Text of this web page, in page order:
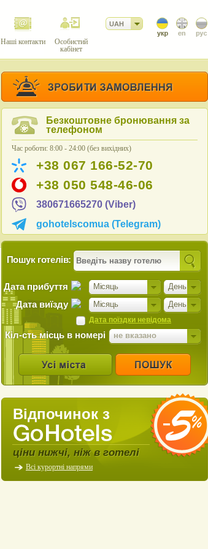
Наші контакти
Особистий
кабінет
UAH
Безкоштовне бронювання за
телефоном
Час роботи: 8:00 - 24:00 (без вихідних)
+38 067 166-52-70
+38 050 548-46-06
380671665270 (Viber)
gohotelscomua (Telegram)
Пошук готелів:
Місяць День
Дата прибуття
Місяць День
Дата виїзду
Дата поїздки невідома
Кіл-сть місць в номері не вказано
Відпочинок з
ціни нижчі, ніж в готелі
Всі курортні напрями